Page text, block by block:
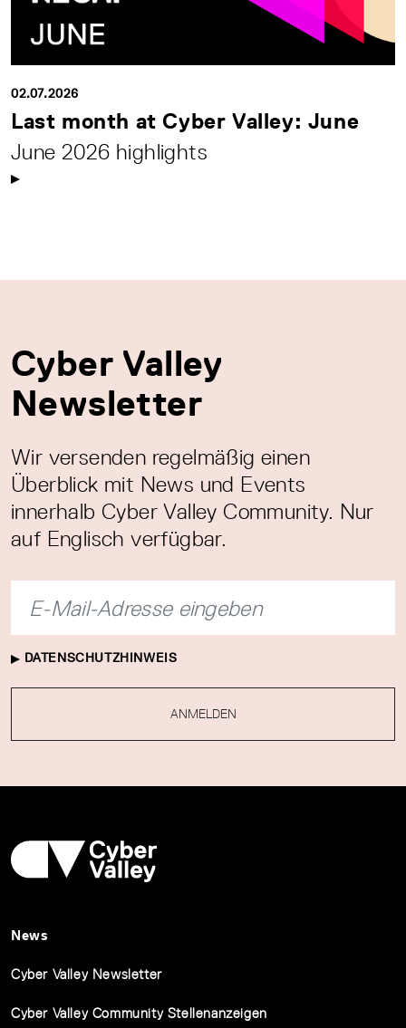
02.07.2026
Last month at Cyber Valley: June
June 2026 highlights
Cyber Valley
Newsletter
Wir versenden regelmäßig einen
Überblick mit News und Events
innerhalb Cyber Valley Community. Nur
auf Englisch verfügbar.
DATENSCHUTZHINWEIS
ANMELDEN
News
Cyber Valley Newsletter
Cyber Valley Community Stellenanzeigen